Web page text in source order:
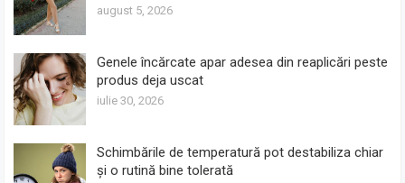
august 5, 2026
Genele încărcate apar adesea din reaplicări peste
produs deja uscat
iulie 30, 2026
Schimbările de temperatură pot destabiliza chiar
și o rutină bine tolerată